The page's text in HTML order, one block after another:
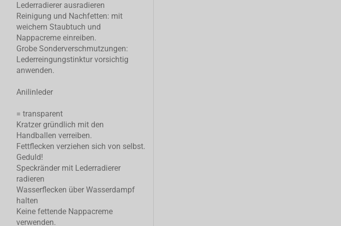
Lederradierer ausradieren
Reinigung und Nachfetten: mit
weichem Staubtuch und
Nappacreme einreiben.
Grobe Sonderverschmutzungen:
Lederreingungstinktur vorsichtig
anwenden.
Anilinleder
= transparent
Kratzer gründlich mit den
Handballen verreiben.
Fettflecken verziehen sich von selbst.
Geduld!
Speckränder mit Lederradierer
radieren
Wasserflecken über Wasserdampf
halten
Keine fettende Nappacreme
verwenden.